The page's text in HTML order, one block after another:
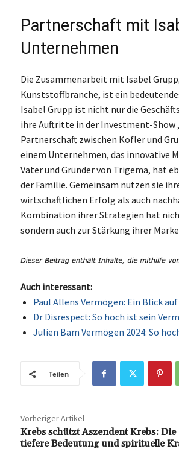
Partnerschaft mit
Unternehmen
Die Zusammenarbeit mit Isabel
Kunststoffbranche, ist ein
Isabel Grupp ist nicht nur die
ihre Auftritte in der Investment-Show
Partnerschaft zwischen Kofler und
einem Unternehmen, das innovative
Vater und Gründer von Trigema, hat
der Familie. Gemeinsam nutzen sie
wirtschaftlichen Erfolg als auch
Kombination ihrer Strategien hat
sondern auch zur Stärkung ihrer
Auch interessant:
Paul Allens Vermögen: Ein Blick
Dr Disrespect: So hoch ist sein
Julien Bam Vermögen 2024: So
Teilen
Vorheriger Artikel
Krebs schützt Aszendent Krebs: Die
tiefere Bedeutung und spirituelle